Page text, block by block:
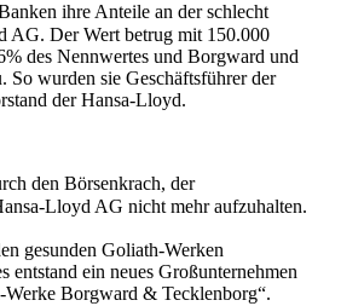
ihre Anteile an der schlecht
AG. Der Wert betrug mit 150.000
des Nennwertes und Borgward und
So wurden sie Geschäftsführer der
der Hansa-Lloyd.
den Börsenkrach, der
Lloyd AG nicht mehr aufzuhalten.
gesunden Goliath-Werken
entstand ein neues Großunternehmen
Borgward & Tecklenborg .